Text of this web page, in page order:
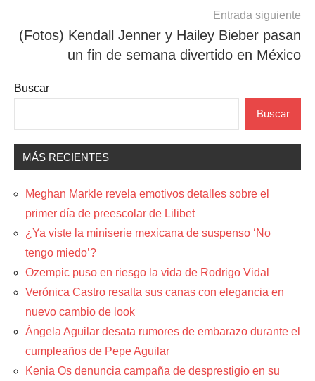
Entrada siguiente
(Fotos) Kendall Jenner y Hailey Bieber pasan
un fin de semana divertido en México
Buscar
Buscar
MÁS RECIENTES
Meghan Markle revela emotivos detalles sobre el
primer día de preescolar de Lilibet
¿Ya viste la miniserie mexicana de suspenso ‘No
tengo miedo’?
Ozempic puso en riesgo la vida de Rodrigo Vidal
Verónica Castro resalta sus canas con elegancia en
nuevo cambio de look
Ángela Aguilar desata rumores de embarazo durante el
cumpleaños de Pepe Aguilar
Kenia Os denuncia campaña de desprestigio en su